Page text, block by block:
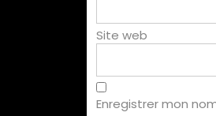
Site web
Enregistrer mon